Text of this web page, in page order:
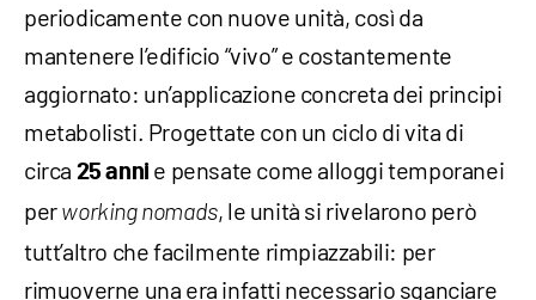
periodicamente con nuove unità, così da
mantenere l’edificio “vivo” e costantemente
aggiornato: un’applicazione concreta dei principi
metabolisti. Progettate con un ciclo di vita di
circa 25 anni e pensate come alloggi temporanei
per working nomads, le unità si rivelarono però
tutt’altro che facilmente rimpiazzabili: per
rimuoverne una era infatti necessario sganciare